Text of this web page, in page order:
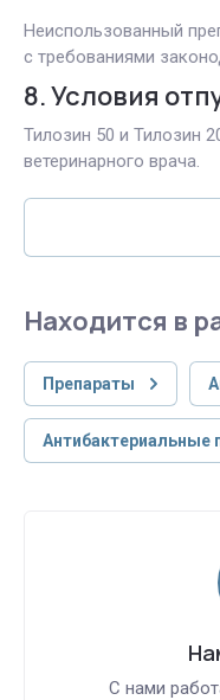
Неиспользованный
с требованиями
8. Условия
Тилозин 50 и Тилозин
ветеринарного врача.
Находится в
Препараты
Антибактериальные
С нами